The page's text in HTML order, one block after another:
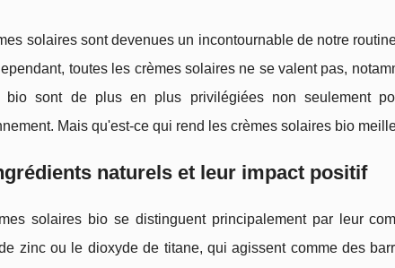
solaires sont devenues un incontournable de notre
toutes les crèmes solaires ne se valent pas,
bio sont de plus en plus privilégiées non seulement
Mais qu'est-ce qui rend les crèmes solaires bio
naturels et leur impact positif
solaires bio se distinguent principalement par leur
zinc ou le dioxyde de titane, qui agissent comme des